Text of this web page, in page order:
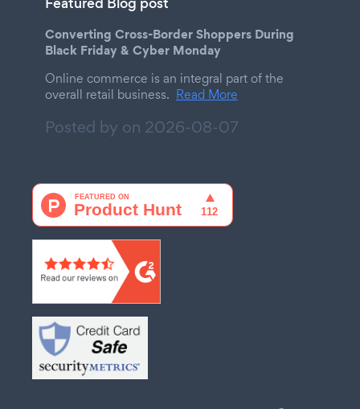
Converting Cross-Border Shoppers During
Black Friday & Cyber Monday
Online commerce is an integral part of the
overall retail business. Read More
Posted by on 2026-08-07